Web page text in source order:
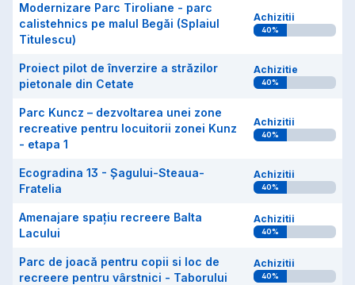
Modernizare Parc Tiroliane - parc
calistehnics pe malul Begăi (Splaiul
Titulescu)
Achizitii
40%
Proiect pilot de înverzire a străzilor
pietonale din Cetate
Achizitie
40%
Parc Kuncz – dezvoltarea unei zone
recreative pentru locuitorii zonei Kunz
- etapa 1
Achizitii
40%
Ecogradina 13 - Șagului-Steaua-
Fratelia
Achizitii
40%
Amenajare spațiu recreere Balta
Lacului
Achizitii
40%
Parc de joacă pentru copii si loc de
recreere pentru vârstnici - Taborului
Achizitii
40%